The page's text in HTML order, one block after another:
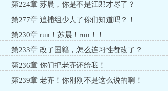
第224章 苏晨，你是不是江郎才尽了？
第277章 追捕组少人了你们知道吗？！
第230章 run！苏晨！run！！
第233章 改了国籍，怎么连习性都改了？
第236章 你们把老齐还给我！
第239章 老齐！你刚刚不是这么说的啊！